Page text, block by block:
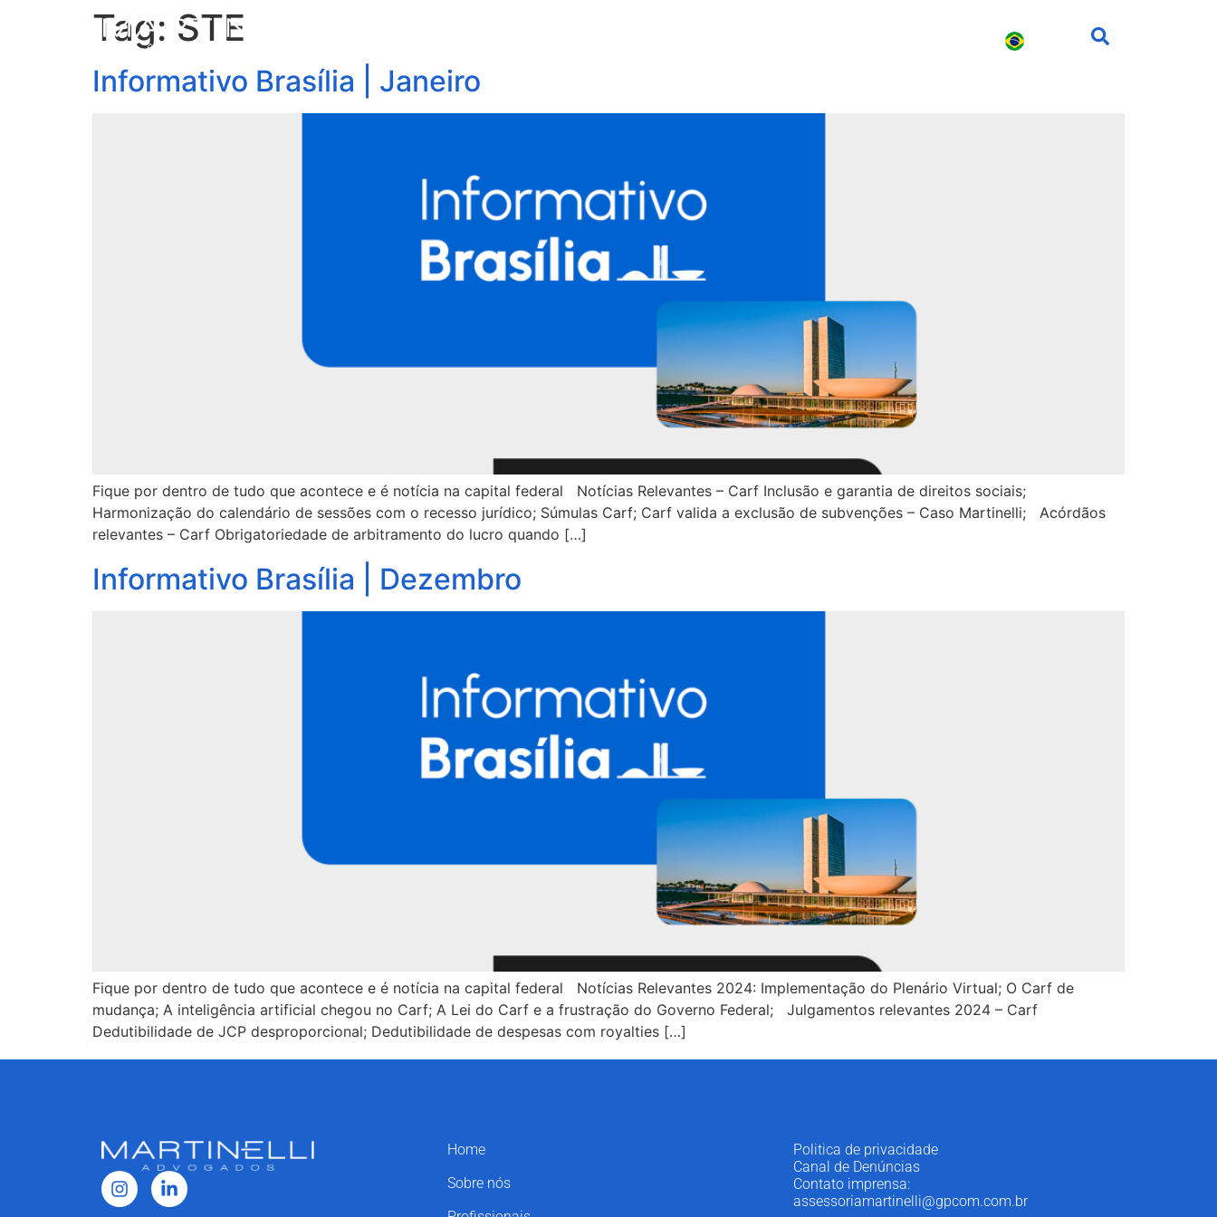
Tag: STE
Informativo Brasília | Janeiro
Fique por dentro de tudo que acontece e é notícia na capital federal Notícias Relevantes – Carf Inclusão e garantia de direitos sociais;
Harmonização do calendário de sessões com o recesso jurídico; Súmulas Carf; Carf valida a exclusão de subvenções – Caso Martinelli; Acórdãos
relevantes – Carf Obrigatoriedade de arbitramento do lucro quando […]
Informativo Brasília | Dezembro
Fique por dentro de tudo que acontece e é notícia na capital federal Notícias Relevantes 2024: Implementação do Plenário Virtual; O Carf de
mudança; A inteligência artificial chegou no Carf; A Lei do Carf e a frustração do Governo Federal; Julgamentos relevantes 2024 – Carf
Dedutibilidade de JCP desproporcional; Dedutibilidade de despesas com royalties […]
Home
Sobre nós
Politica de privacidade
Canal de Denúncias
Contato imprensa:
assessoriamartinelli@gpcom.com.br